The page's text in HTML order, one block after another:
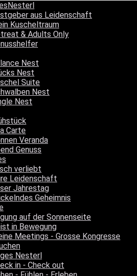
aus Leidenschaft
Kuscheltraum
& Adults Only
Nest
Nest
Suite
Nest
Nest
Carte
Veranda
Genuss
verliebt
Leidenschaft
Jahrestag
Geheimnis
auf der Sonnenseite
in Bewegung
Meetings - Grosse Kongresse
Nesterl
in - Check out